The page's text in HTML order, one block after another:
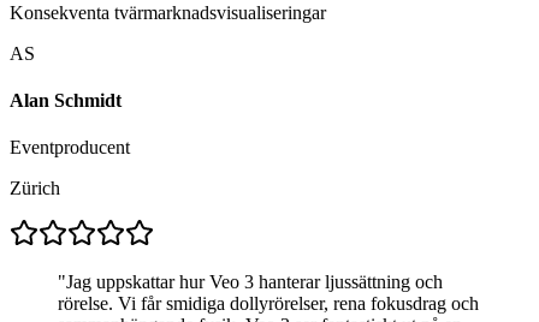
Konsekventa tvärmarknadsvisualiseringar
AS
Alan Schmidt
Eventproducent
Zürich
"Jag uppskattar hur Veo 3 hanterar ljussättning och
rörelse. Vi får smidiga dollyrörelser, rena fokusdrag och